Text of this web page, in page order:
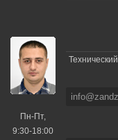
Пн-Пт,
9:30-18:00